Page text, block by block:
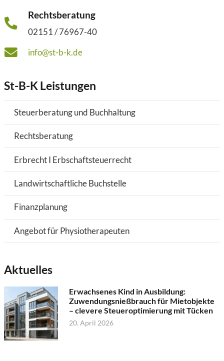
Rechtsberatung
02151 / 76967-40
info@st-b-k.de
St-B-K Leistungen
Steuerberatung und Buchhaltung
Rechtsberatung
Erbrecht I Erbschaftsteuerrecht
Landwirtschaftliche Buchstelle
Finanzplanung
Angebot für Physiotherapeuten
Aktuelles
Erwachsenes Kind in Ausbildung:
Zuwendungsnießbrauch für Mietobjekte
– clevere Steueroptimierung mit Tücken
20. April 2026